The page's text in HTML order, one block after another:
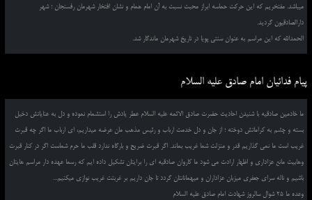
میباشد. مفتخریم که این حرکت حماسه ابراز محبت نسبت به آن امام همام و نشان افتخار شهرمان رفسنجان ؛ شهر
دارالصادقیون گردید.
الحمدالله که این مراسم به عنوان سنتی پویا در تاریخ شهرمان ماندگار شد.
پیام فدائیان امام صادق علیه السلام
ما خادمین صادقیه با شنیدن احادیث حضرت صادق الائمه علیه السلام عطر یادش را استشمام نموده و دل به عنایاتش دخیل
بسته و چشم به کراماتش دوخته ؛ از جان و دل خدمت ارباب و رئیس مذهب مان عرضه میداریم، ای ارباب ما اگر چه قبرت
غریب است ما نمی گذاریم قدر و منزلت شما غریب بماند. اگر قبرت ضریح و بارگاه ندارد قلب ما حرم شماست اگر در کنار قبرت
وهابیت مانع عزاداری و اظهار ارادت می شود ما کاروان صادقیه ای را برایتان تشکیل داده ایم که رسما عهده دار مراسم هایتان
باشیم و ناله سرای جعفری میزبان عزاداران و میهمانانتان گردد تا جان داریم بر غربتت غریب نوازی میکنیم...
وعده ما 25 شوال سالروز شهادت امام صادق علیه السلام